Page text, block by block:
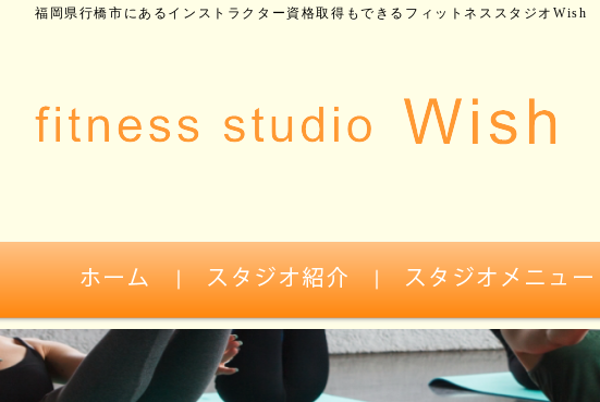
福岡県行橋市にあるインストラクター資格取得もできるフィットネススタジオWish